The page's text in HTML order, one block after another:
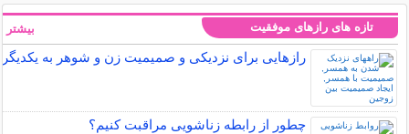
تازه های رازهای موفقیت
رازهایی برای نزدیکی و صمیمیت زن و شوهر به یکدیگر
چطور از رابطه زناشویی مراقبت کنیم؟
بیشتر